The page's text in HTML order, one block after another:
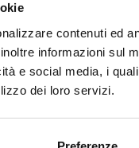
contenuti ed
informazioni sul
e social media, i
dei loro servizi.
di legge